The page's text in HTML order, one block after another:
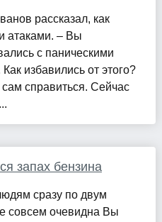
рассказал, как
атаками. – Вы
с паническими
избавились от этого?
справиться. Сейчас
запах бензина
сразу по двум
совсем очевидна Вы